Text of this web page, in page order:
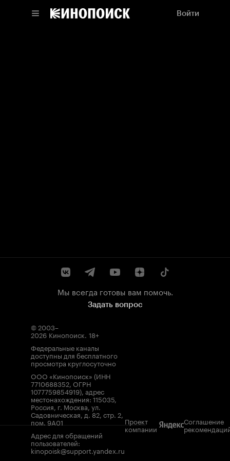
Войти
Мы всегда готовы вам помочь.
Задать вопрос
© 2003–
2026 Кинопоиск. 18+
Федеральные каналы
доступны для бесплатного
просмотра круглосуточно
ООО «Кинопоиск» (ИНН
7710688352, ОГРН
1077759854919), адрес
местонахождения: 115035,
Россия, г. Москва, ул.
Садовническая, д. 82, стр. 2,
пом. 9А01
Адрес для обращений
пользователей:
kinopoisk@support.yandex.ru
Проект
компании
Соглашение